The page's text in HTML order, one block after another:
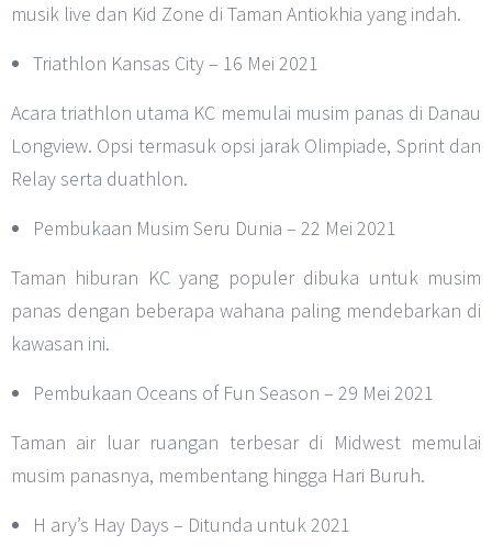
musik live dan Kid Zone di Taman Antiokhia yang indah.
Triathlon Kansas City – 16 Mei 2021
Acara triathlon utama KC memulai musim panas di Danau
Longview. Opsi termasuk opsi jarak Olimpiade, Sprint dan
Relay serta duathlon.
Pembukaan Musim Seru Dunia – 22 Mei 2021
Taman hiburan KC yang populer dibuka untuk musim
panas dengan beberapa wahana paling mendebarkan di
kawasan ini.
Pembukaan Oceans of Fun Season – 29 Mei 2021
Taman air luar ruangan terbesar di Midwest memulai
musim panasnya, membentang hingga Hari Buruh.
H ary’s Hay Days – Ditunda untuk 2021